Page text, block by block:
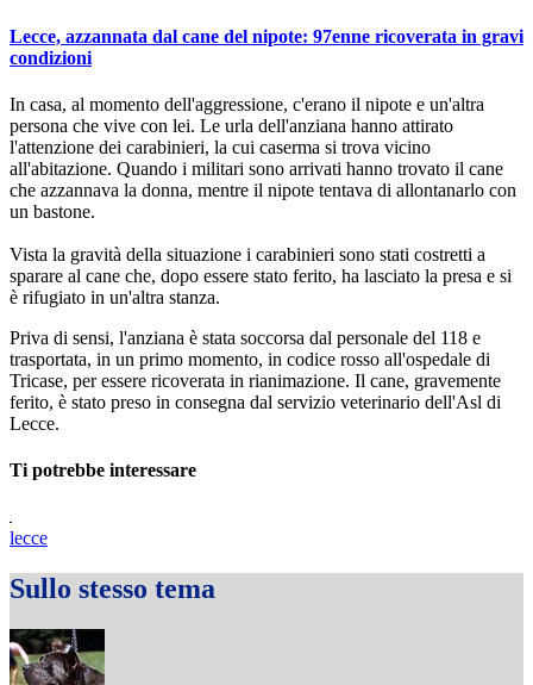
Lecce, azzannata dal cane del nipote: 97enne ricoverata in gravi
condizioni
In casa, al momento dell'aggressione, c'erano il nipote e un'altra
persona che vive con lei. Le urla dell'anziana hanno attirato
l'attenzione dei carabinieri, la cui caserma si trova vicino
all'abitazione. Quando i militari sono arrivati hanno trovato il cane
che azzannava la donna, mentre il nipote tentava di allontanarlo con
un bastone.
Vista la gravità della situazione i carabinieri sono stati costretti a
sparare al cane che, dopo essere stato ferito, ha lasciato la presa e si
è rifugiato in un'altra stanza.
Priva di sensi, l'anziana è stata soccorsa dal personale del 118 e
trasportata, in un primo momento, in codice rosso all'ospedale di
Tricase, per essere ricoverata in rianimazione. Il cane, gravemente
ferito, è stato preso in consegna dal servizio veterinario dell'Asl di
Lecce.
Ti potrebbe interessare
lecce
Sullo stesso tema